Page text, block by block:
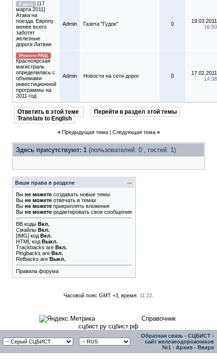
[Гудок]
[17
марта 2011]
Атака на
поезда. Европу
менее всего
заботят
железные
дороги Латвии
Admin Газета "Гудок" 0
19.03.2011
16:50
[Новости РЖД]
Красноярская
магистраль
определилась с
объемами
инвестиционной
программы на
2011 год
Admin Новости на сети дорог 0
17.02.2011
14:38
Ответить в этой теме
Перейти в раздел этой темы
Translate to English
« Предыдущая тема| Следующая тема »
Здесь присутствуют: 1 (пользователей: 0 , гостей: 1)
Ваши права в разделе
Вы не можете создавать новые темы
Вы не можете отвечать в темах
Вы не можете прикреплять вложения
Вы не можете редактировать свои сообщения
BB коды Вкл.
Смайлы Вкл.
[IMG] код Вкл.
HTML код Выкл.
Trackbacks are Вкл.
Pingbacks are Вкл.
Refbacks are Выкл.
Правила форума
Часовой пояс GMT +3, время: 11:22
Справочник
сцбист.ру сцбист.рф
Обратная связь - СЦБИСТ -
сайт железнодорожников
№1 - Архив - Вверх